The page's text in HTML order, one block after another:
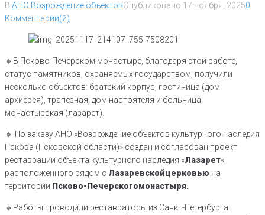
В АНО Возрождение объектовОпубликовано 17 ноября, 20250
Комментарии(й)
🔸В Псково-Печерском монастыре, благодаря этой работе,
статус памятников, охраняемых государством, получили
несколько объектов: братский корпус, гостиница (дом
архиерея), трапезная, дом настоятеля и больница
монастырская (лазарет).
🔸 По заказу АНО «Возрождение объектов культурного наследия
Пскова (Псковской области)» создан и согласован проект
реставрации объекта культурного наследия «Лазарет«,
расположенного рядом с Лазаревскойцерковью на
территории Псково-Печерскогомонастыря.
🔸️Работы проводили реставраторы из Санкт-Петербурга